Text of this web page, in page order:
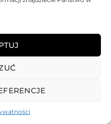
PROTECTED